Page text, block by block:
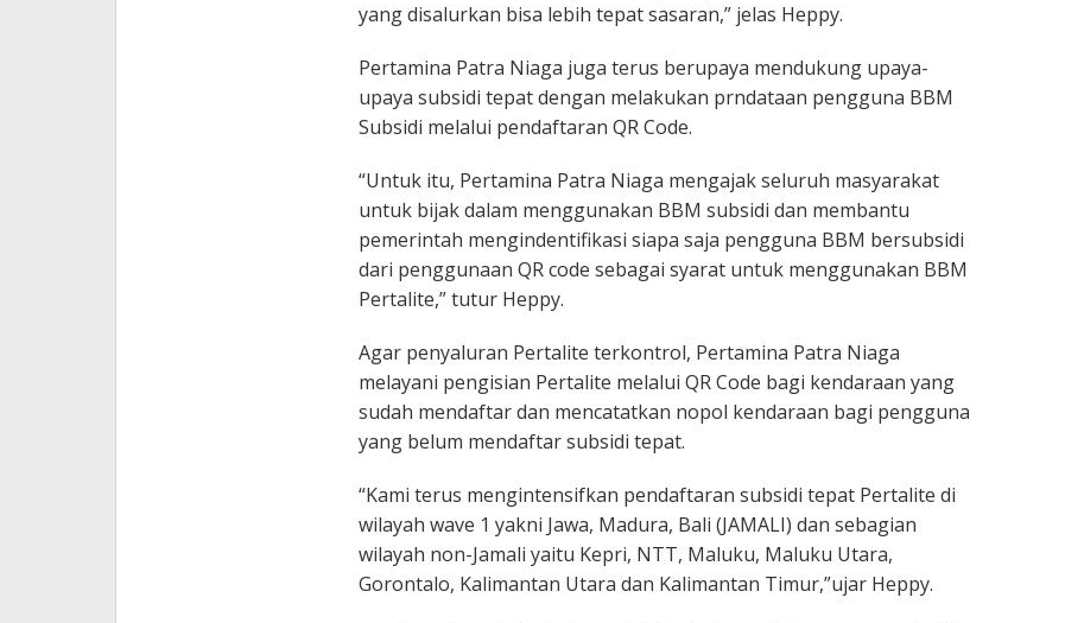
yang disalurkan bisa lebih tepat sasaran,” jelas Heppy.
Pertamina Patra Niaga juga terus berupaya mendukung upaya-
upaya subsidi tepat dengan melakukan prndataan pengguna BBM
Subsidi melalui pendaftaran QR Code.
“Untuk itu, Pertamina Patra Niaga mengajak seluruh masyarakat
untuk bijak dalam menggunakan BBM subsidi dan membantu
pemerintah mengindentifikasi siapa saja pengguna BBM bersubsidi
dari penggunaan QR code sebagai syarat untuk menggunakan BBM
Pertalite,” tutur Heppy.
Agar penyaluran Pertalite terkontrol, Pertamina Patra Niaga
melayani pengisian Pertalite melalui QR Code bagi kendaraan yang
sudah mendaftar dan mencatatkan nopol kendaraan bagi pengguna
yang belum mendaftar subsidi tepat.
“Kami terus mengintensifkan pendaftaran subsidi tepat Pertalite di
wilayah wave 1 yakni Jawa, Madura, Bali (JAMALI) dan sebagian
wilayah non-Jamali yaitu Kepri, NTT, Maluku, Maluku Utara,
Gorontalo, Kalimantan Utara dan Kalimantan Timur,”ujar Heppy.